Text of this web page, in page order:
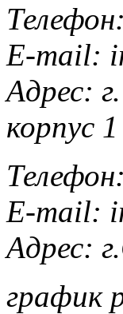
Телефон:
E-mail:
Адрес:
корпус 1
Телефон:
E-mail:
Адрес:
график